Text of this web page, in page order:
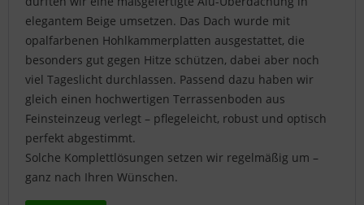
elegantem Beige umsetzen. Das Dach wurde mit
opalfarbenen Hohlkammerplatten ausgestattet, die
besonders gut gegen Hitze schützen, dabei aber noch
viel Tageslicht durchlassen. Passend dazu haben wir
gleich einen hochwertigen Terrassenboden aus
Feinsteinzeug verlegt – pflegeleicht, robust und optisch
perfekt abgestimmt.
Solche Komplettlösungen setzen wir regelmäßig um –
ganz nach Ihren Wünschen.